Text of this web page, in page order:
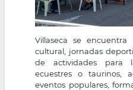
Villaseca se
cultural, jornadas
de actividades para
ecuestres o taurinos,
eventos populares,